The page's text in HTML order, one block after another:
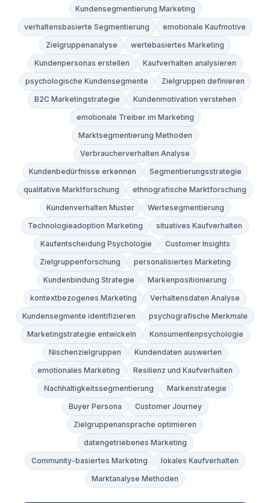
Kundensegmentierung Marketing
verhaltensbasierte Segmentierung
emotionale Kaufmotive
Zielgruppenanalyse
wertebasiertes Marketing
Kundenpersonas erstellen
Kaufverhalten analysieren
psychologische Kundensegmente
Zielgruppen definieren
B2C Marketingstrategie
Kundenmotivation verstehen
emotionale Treiber im Marketing
Marktsegmentierung Methoden
Verbraucherverhalten Analyse
Kundenbedürfnisse erkennen
Segmentierungsstrategie
qualitative Marktforschung
ethnografische Marktforschung
Kundenverhalten Muster
Wertesegmentierung
Technologieadoption Marketing
situatives Kaufverhalten
Kaufentscheidung Psychologie
Customer Insights
Zielgruppenforschung
personalisiertes Marketing
Kundenbindung Strategie
Markenpositionierung
kontextbezogenes Marketing
Verhaltensdaten Analyse
Kundensegmente identifizieren
psychografische Merkmale
Marketingstrategie entwickeln
Konsumentenpsychologie
Nischenzielgruppen
Kundendaten auswerten
emotionales Marketing
Resilienz und Kaufverhalten
Nachhaltigkeitssegmentierung
Markenstrategie
Buyer Persona
Customer Journey
Zielgruppenansprache optimieren
datengetriebenes Marketing
Community-basiertes Marketing
lokales Kaufverhalten
Marktanalyse Methoden